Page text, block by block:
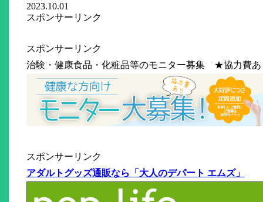
2023.10.01
スポンサーリンク
スポンサーリンク
治験・健康食品・化粧品等のモニター募集 ★協力費あ
スポンサーリンク
アダルトグッズ通販なら「大人のデパート エムズ」